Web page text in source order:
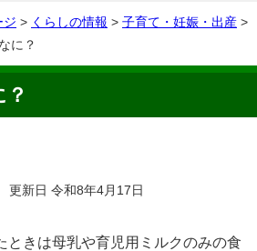
ジ > くらしの情報 > 子育て・妊娠・出産 >
に？
更新日 令和8年4月17日
ときは母乳や育児用ミルクのみの食